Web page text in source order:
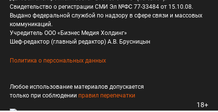
Свидетельство о регистрации СМИ Эл №ФС 77-33484 от 15.10.08.
Выдано федеральной службой по надзору в сфере связи и массовых
коммуникаций.
Учредитель ООО «Бизнес Медия Холдинг»
Шеф-редактор (главный редактор) А.В. Брусницын
Политика о персональных данных
Любое использование материалов допускается
только при соблюдении правил перепечатки
18+